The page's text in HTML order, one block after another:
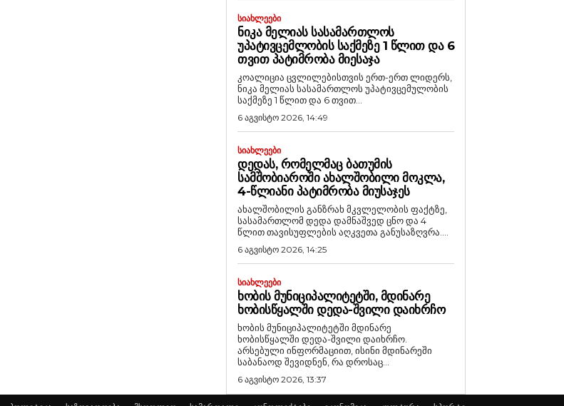
ᲡᲘᲐᲮᲚᲔᲔᲑᲘ
ᲜᲘᲙᲐ ᲛᲔᲚᲘᲐᲡ ᲡᲐᲡᲐᲛᲐᲠᲗᲚᲝᲡ
ᲣᲞᲐᲢᲘᲕᲪᲔᲛᲚᲝᲑᲘᲡ ᲡᲐᲥᲛᲔᲖᲔ 1 ᲬᲚᲘᲗ ᲓᲐ 6
ᲗᲕᲘᲗ ᲞᲐᲢᲘᲛᲠᲝᲑᲐ ᲛᲘᲔᲡᲐᲯᲐ
კოალიცია ცვლილებისთვის ერთ-ერთ ლიდერს,
ნიკა მელიას სასამართლოს უპატივცემულობის
საქმეზე 1 წლით და 6 თვით...
6 აგვისტო 2026, 14:49
ᲡᲘᲐᲮᲚᲔᲔᲑᲘ
ᲓᲔᲓᲐᲡ, ᲠᲝᲛᲔᲚᲛᲐᲪ ᲑᲐᲗᲣᲛᲘᲡ
ᲡᲐᲛᲨᲝᲑᲘᲐᲠᲝᲨᲘ ᲐᲮᲐᲚᲨᲝᲑᲘᲚᲘ ᲛᲝᲙᲚᲐ,
4-ᲬᲚᲘᲐᲜᲘ ᲞᲐᲢᲘᲛᲠᲝᲑᲐ ᲛᲘᲣᲡᲐᲯᲔᲡ
ახალშობილის განზრახ მკვლელობის ფაქტზე,
სასამართლომ დედა დამნაშვედ ცნო და 4
წლით თავისუფლების აღკვეთა განუსაზღვრა....
6 აგვისტო 2026, 14:25
ᲡᲘᲐᲮᲚᲔᲔᲑᲘ
ᲮᲝᲑᲘᲡ ᲛᲣᲜᲘᲪᲘᲞᲐᲚᲘᲢᲔᲢᲨᲘ, ᲛᲓᲘᲜᲐᲠᲔ
ᲮᲝᲑᲘᲡᲬᲧᲐᲚᲨᲘ ᲓᲔᲓᲐ-ᲨᲕᲘᲚᲘ ᲓᲐᲘᲮᲠᲩᲝ
ხობის მუნიციპალიტეტში მდინარე
ხობისწყალში დედა-შვილი დაიხრჩო.
არსებული ინფორმაციით, ისინი მდინარეში
საბანაოდ შევიდნენ, რა დროსაც...
6 აგვისტო 2026, 13:37